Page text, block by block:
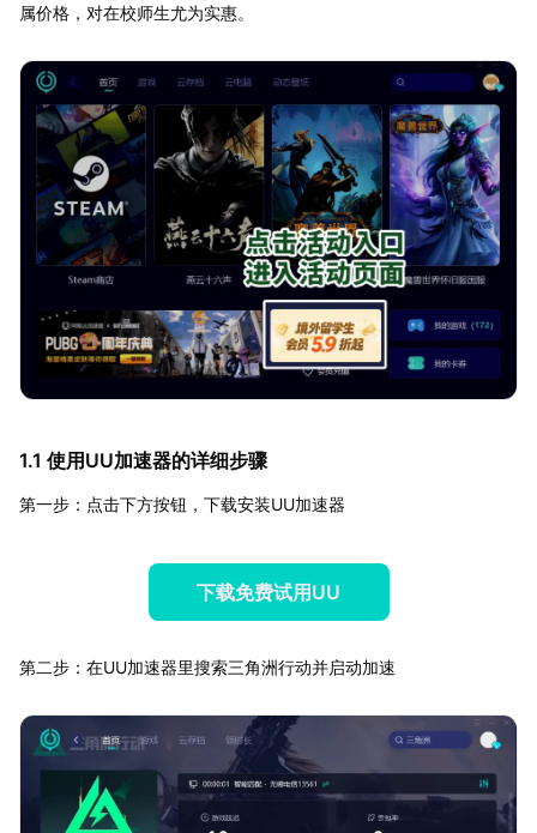
属价格，对在校师生尤为实惠。
1.1 使用UU加速器的详细步骤
第一步：点击下方按钮，下载安装UU加速器
下载免费试用UU
第二步：在UU加速器里搜索三角洲行动并启动加速